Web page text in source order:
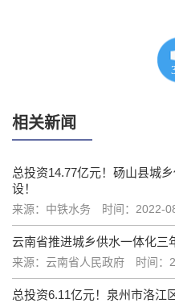
相关新闻
总投资14.77亿元！砀山县城
设！
来源：中铁水务 时间：2022-
云南省推进城乡供水一体化三
来源：云南省人民政府 时间：
总投资6.11亿元！泉州市洛江